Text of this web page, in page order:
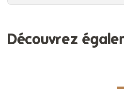
Découvrez